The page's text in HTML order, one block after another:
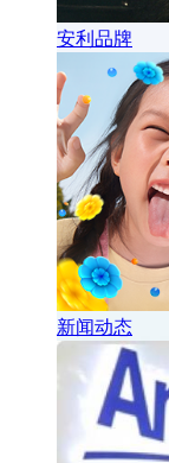
安利品牌
新闻动态